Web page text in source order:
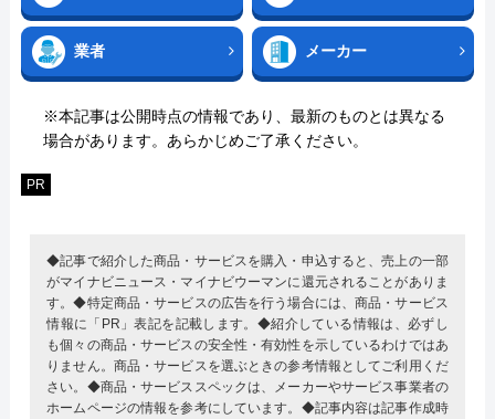
業者 メーカー
※本記事は公開時点の情報であり、最新のものとは異なる
場合があります。あらかじめご了承ください。
PR
◆記事で紹介した商品・サービスを購入・申込すると、売上の一部
がマイナビニュース・マイナビウーマンに還元されることがありま
す。◆特定商品・サービスの広告を行う場合には、商品・サービス
情報に「PR」表記を記載します。◆紹介している情報は、必ずし
も個々の商品・サービスの安全性・有効性を示しているわけではあ
りません。商品・サービスを選ぶときの参考情報としてご利用くだ
さい。◆商品・サービススペックは、メーカーやサービス事業者の
ホームページの情報を参考にしています。◆記事内容は記事作成時